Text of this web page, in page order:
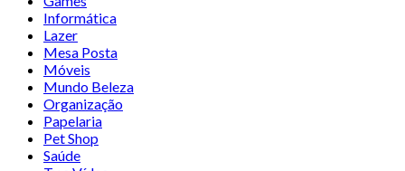
Informática
Lazer
Mesa Posta
Móveis
Mundo Beleza
Organização
Papelaria
Pet Shop
Saúde